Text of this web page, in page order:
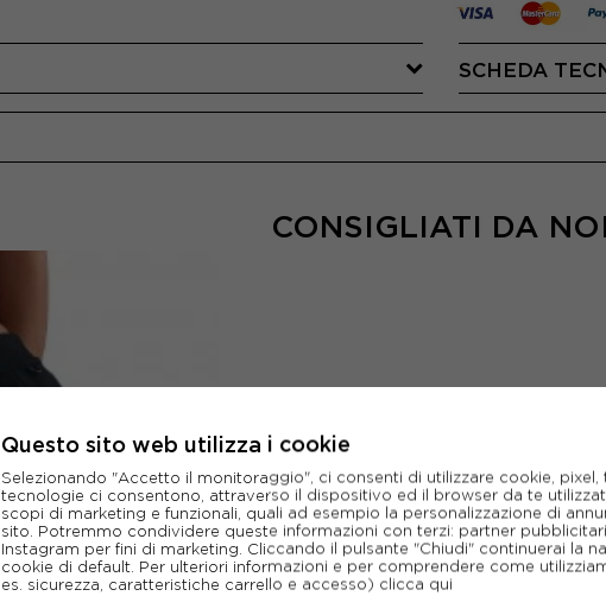
SCHEDA
CONSIGLIATI DA NOI
Questo sito web utilizza i cookie
Selezionando "Accetto il monitoraggio", ci consenti di utilizzare cookie,
tecnologie ci consentono, attraverso il dispositivo ed il browser da te
scopi di marketing e funzionali, quali ad esempio la personalizzazione di
sito. Potremmo condividere queste informazioni con terzi: partner
Instagram per fini di marketing. Cliccando il pulsante "Chiudi" continuerai la
cookie di default. Per ulteriori informazioni e per comprendere come
es. sicurezza, caratteristiche carrello e accesso) clicca qui